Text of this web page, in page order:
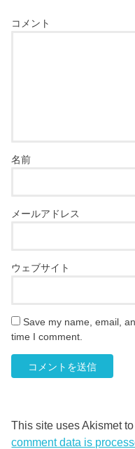
コメント
名前
メールアドレス
ウェブサイト
Save my name, email,
time I comment.
This site uses Akismet
comment data is